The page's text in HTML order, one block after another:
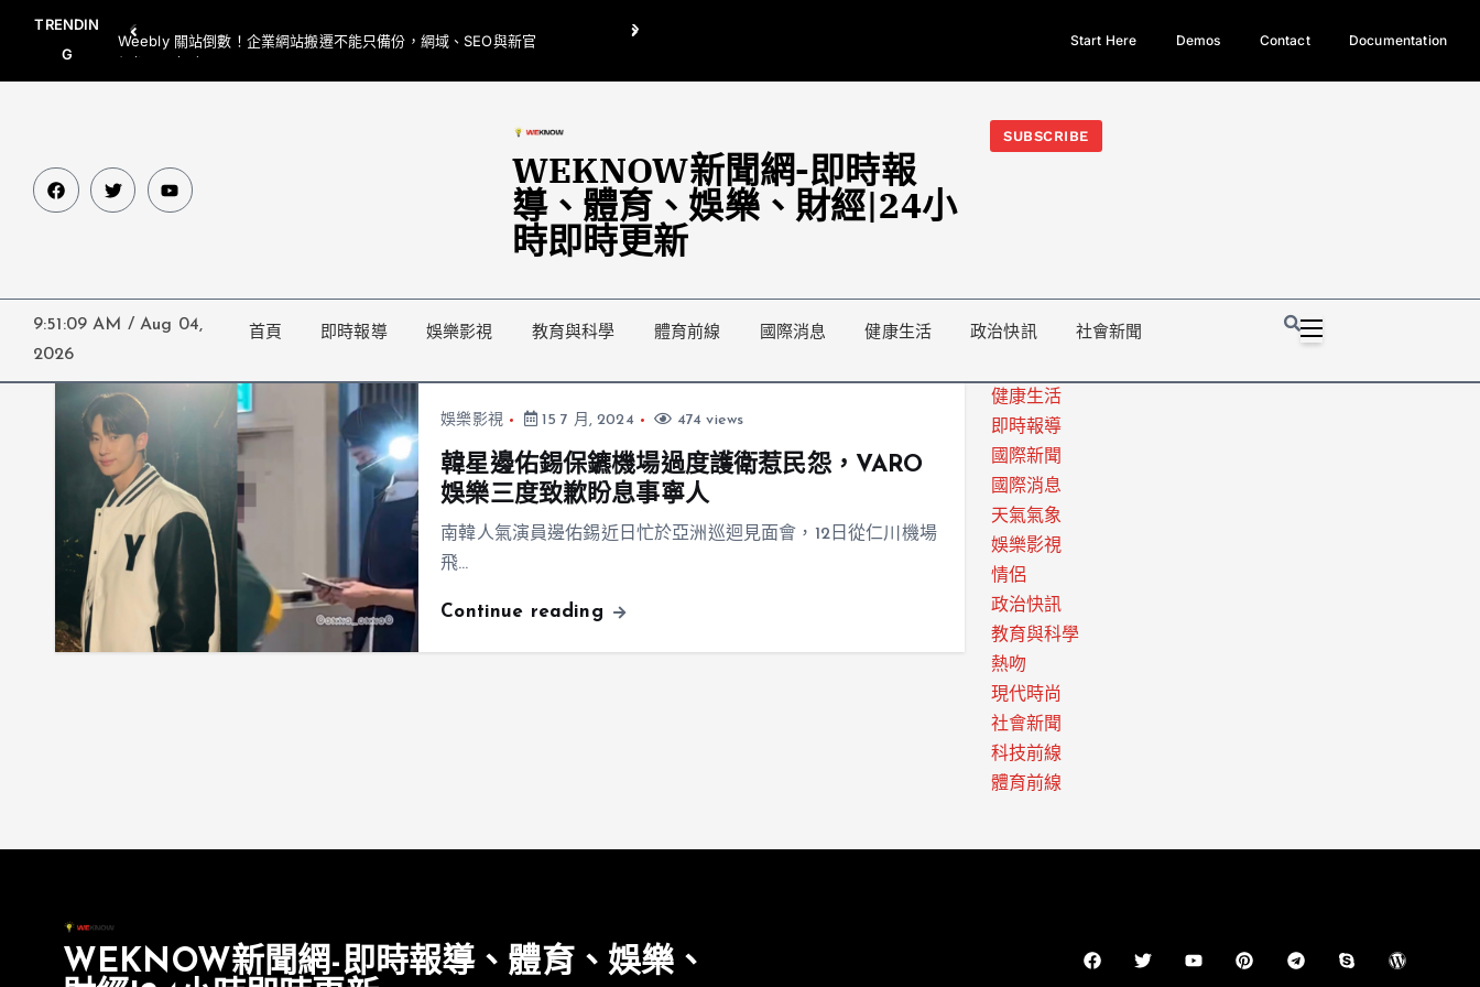
TRENDIN
G
Weebly 關站倒數！企業網站搬遷不能只備份，網域、SEO與新官
網都要一起處理
翁曉玲喊刪陸委會1295萬媒宣費惹議 梁文傑回「只能靠嘴巴」
今日熱門新聞TOP3｜西拉雅族正式成第17個原住民族、立院電競
光電場回
Start Here Demos Contact Documentation
WEKNOW新聞網-即時報
導、體育、娛樂、財經|24小
時即時更新
SUBSCRIBE
9:51:09 AM / Aug 04,
2026
首頁 即時報導 娛樂影視 教育與科學 體育前線 國際消息 健康生活 政治快訊 社會新聞
娛樂影視 15 7 月, 2024 474 views
韓星邊佑錫保鑣機場過度護衛惹民怨，VARO
娛樂三度致歉盼息事寧人
南韓人氣演員邊佑錫近日忙於亞洲巡迴見面會，12日從仁川機場
飛…
Continue reading
健康生活
即時報導
國際新聞
國際消息
天氣氣象
娛樂影視
情侶
政治快訊
教育與科學
熱吻
現代時尚
社會新聞
科技前線
體育前線
WEKNOW新聞網-即時報導、體育、娛樂、